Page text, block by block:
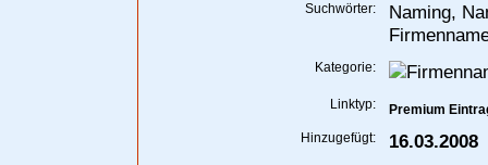
Suchwörter:
Naming,
Kategorie:
Linktyp:
Premium
Hinzugefügt:
16.03.2008